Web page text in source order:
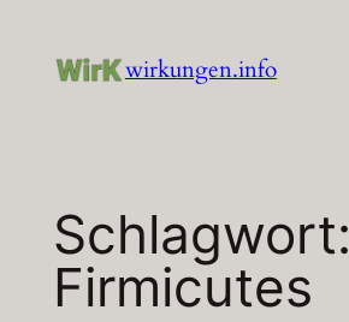
Inhalt
wirkungen.info
Schlagwort:
Firmicutes